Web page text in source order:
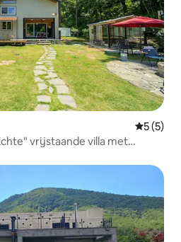
5 (5)